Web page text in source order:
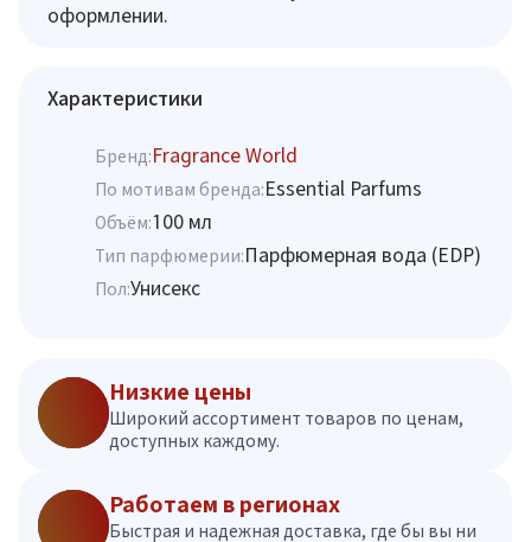
оформлении.
Характеристики
Бренд:Fragrance World
По мотивам бренда:Essential Parfums
Объём:100 мл
Тип парфюмерии:Парфюмерная вода (EDP)
Пол:Унисекс
Низкие цены
Широкий ассортимент товаров по ценам,
доступных каждому.
Работаем в регионах
Быстрая и надежная доставка, где бы вы ни